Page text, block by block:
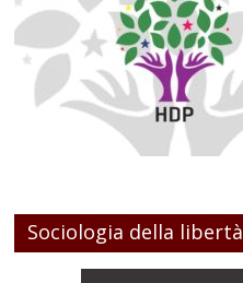
Sociologia della libertà